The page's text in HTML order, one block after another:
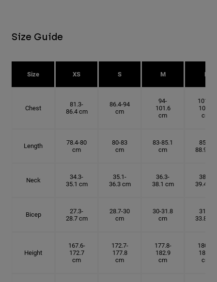
Size Guide
Size XS S M L
Chest
81.3-
86.4 cm
86.4-94
cm
94-
101.6
cm
101.6-
109.2
cm
Length
78.4-80
cm
80-83
cm
83-85.1
cm
85.1-
88.9 cm
Neck
34.3-
35.1 cm
35.1-
36.3 cm
36.3-
38.1 cm
38.1-
39.4 cm
Bicep
27.3-
28.7 cm
28.7-30
cm
30-31.8
cm
31.8-
33.8 cm
Height
167.6-
172.7
cm
172.7-
177.8
cm
177.8-
182.9
cm
180.3-
185.5
cm